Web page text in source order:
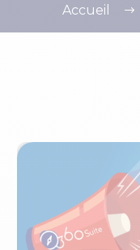
Accueil